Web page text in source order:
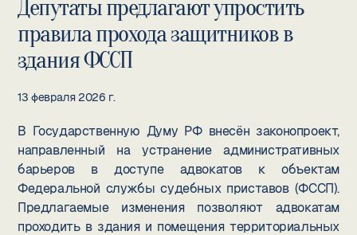
Депутаты предлагают упростить
правила прохода защитников в
здания ФССП
13 февраля 2026 г.
В Государственную Думу РФ внесён законопроект,
направленный на устранение административных
барьеров в доступе адвокатов к объектам
Федеральной службы судебных приставов (ФССП).
Предлагаемые изменения позволяют адвокатам
проходить в здания и помещения территориальных